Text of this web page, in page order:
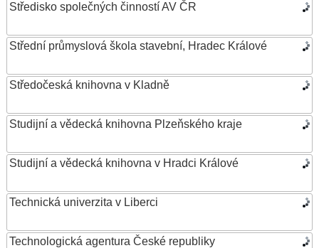
Středisko společných činností AV ČR
Střední průmyslová škola stavební, Hradec Králové
Středočeská knihovna v Kladně
Studijní a vědecká knihovna Plzeňského kraje
Studijní a vědecká knihovna v Hradci Králové
Technická univerzita v Liberci
Technologická agentura České republiky